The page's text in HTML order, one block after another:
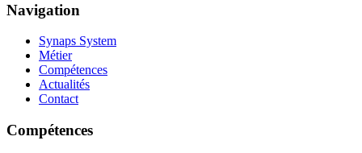
Navigation
Synaps System
Métier
Compétences
Actualités
Contact
Compétences